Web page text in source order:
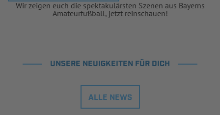
Wir zeigen euch die spektakulärsten Szenen aus Bayerns
Amateurfußball, jetzt reinschauen!
UNSERE NEUIGKEITEN FÜR DICH
ALLE NEWS